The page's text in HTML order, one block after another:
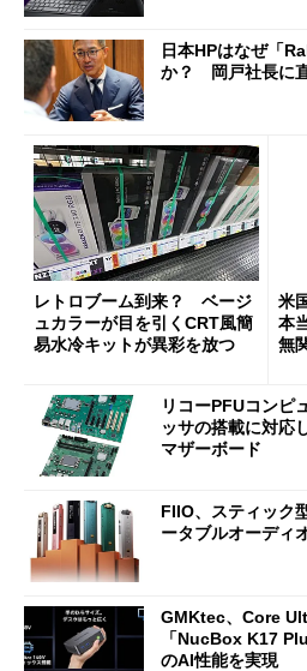
日本HPはなぜ「
か？ 岡戸社長に
レトロブーム到来？ ベージ
ュカラーが目を引くCRT風簡
易水冷キットが異彩を放つ
米
本
無
リコーPFUコンピ
ッサの搭載に対応
マザーボード
FIIO、スティック
ータブルオーディ
GMKtec、Core
「NucBox K17
のAI性能を実現